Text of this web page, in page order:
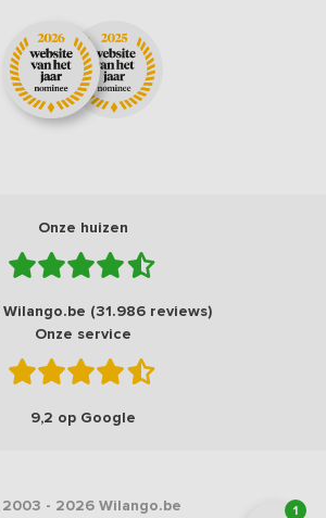
1
Onze huizen
Wilango.be (31.986 reviews)
Onze service
9,2 op Google
- 2026 Wilango.be